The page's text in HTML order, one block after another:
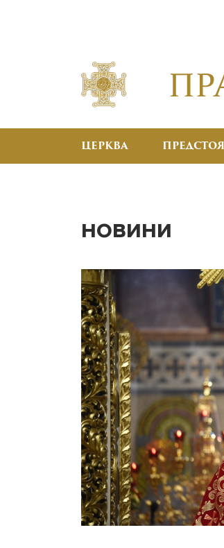
ЦЕРКВА
НОВИНИ